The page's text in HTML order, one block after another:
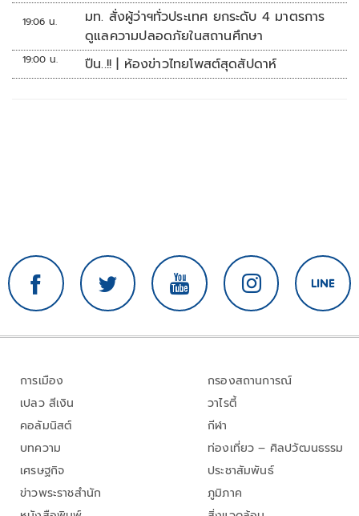
19:06 น.
มท. สั่งผู้ว่าฯทั่วประเทศ ยกระดับ 4 มาตรการ
ดูแลความปลอดภัยในสถานศึกษา
19:00 น. ปืน..!! | ห้องข่าวไทยโพสต์สุดสัปดาห์
การเมือง
เปลว สีเงิน
คอลัมนิสต์
บทความ
เศรษฐกิจ
ข่าวพระราชสำนัก
กรองสถานการณ์
วาไรตี้
กีฬา
ท่องเที่ยว – ศิลปวัฒนธรรม
ประชาสัมพันธ์
ภูมิภาค